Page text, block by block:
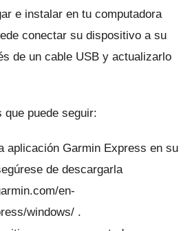
e instalar en tu computadora
conectar su dispositivo a su
de un cable USB y actualizarlo
puede seguir:
aplicación Garmin Express en su
de descargarla
en-
windows/ .